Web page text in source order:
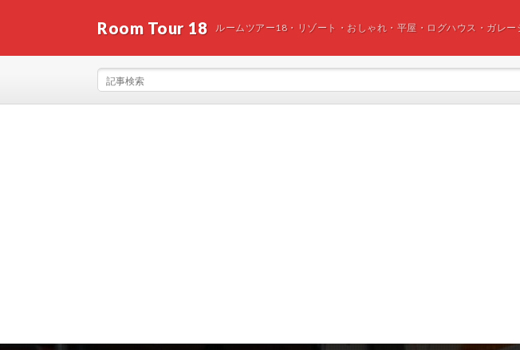
Room Tour 18 ルームツアー18・リゾート・おしゃれ・平屋・ログハウス・ガレー